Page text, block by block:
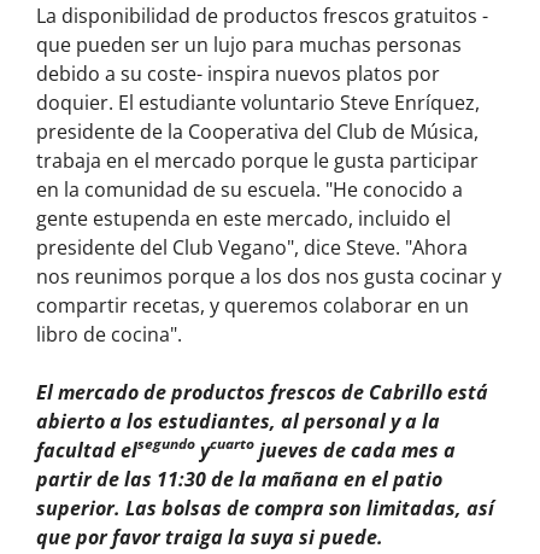
La disponibilidad de productos frescos gratuitos -
que pueden ser un lujo para muchas personas
debido a su coste- inspira nuevos platos por
doquier. El estudiante voluntario Steve Enríquez,
presidente de la Cooperativa del Club de Música,
trabaja en el mercado porque le gusta participar
en la comunidad de su escuela. "He conocido a
gente estupenda en este mercado, incluido el
presidente del Club Vegano", dice Steve. "Ahora
nos reunimos porque a los dos nos gusta cocinar y
compartir recetas, y queremos colaborar en un
libro de cocina".
El mercado de productos frescos de Cabrillo está
abierto a los estudiantes, al personal y a la
facultad elsegundo ycuarto jueves de cada mes a
partir de las 11:30 de la mañana en el patio
superior. Las bolsas de compra son limitadas, así
que por favor traiga la suya si puede.